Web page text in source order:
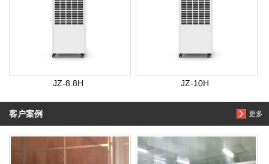
JZ-8.8H JZ-10H
更多
客户案例